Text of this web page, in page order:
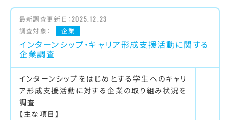
最新調査更新日： 2025.12.23
調査対象：
企業
インターンシップ・キャリア形成支援活動に関する
企業調査
インターンシップをはじめとする学生へのキャリ
ア形成支援活動に対する企業の取り組み状況を
調査
【主な項目】